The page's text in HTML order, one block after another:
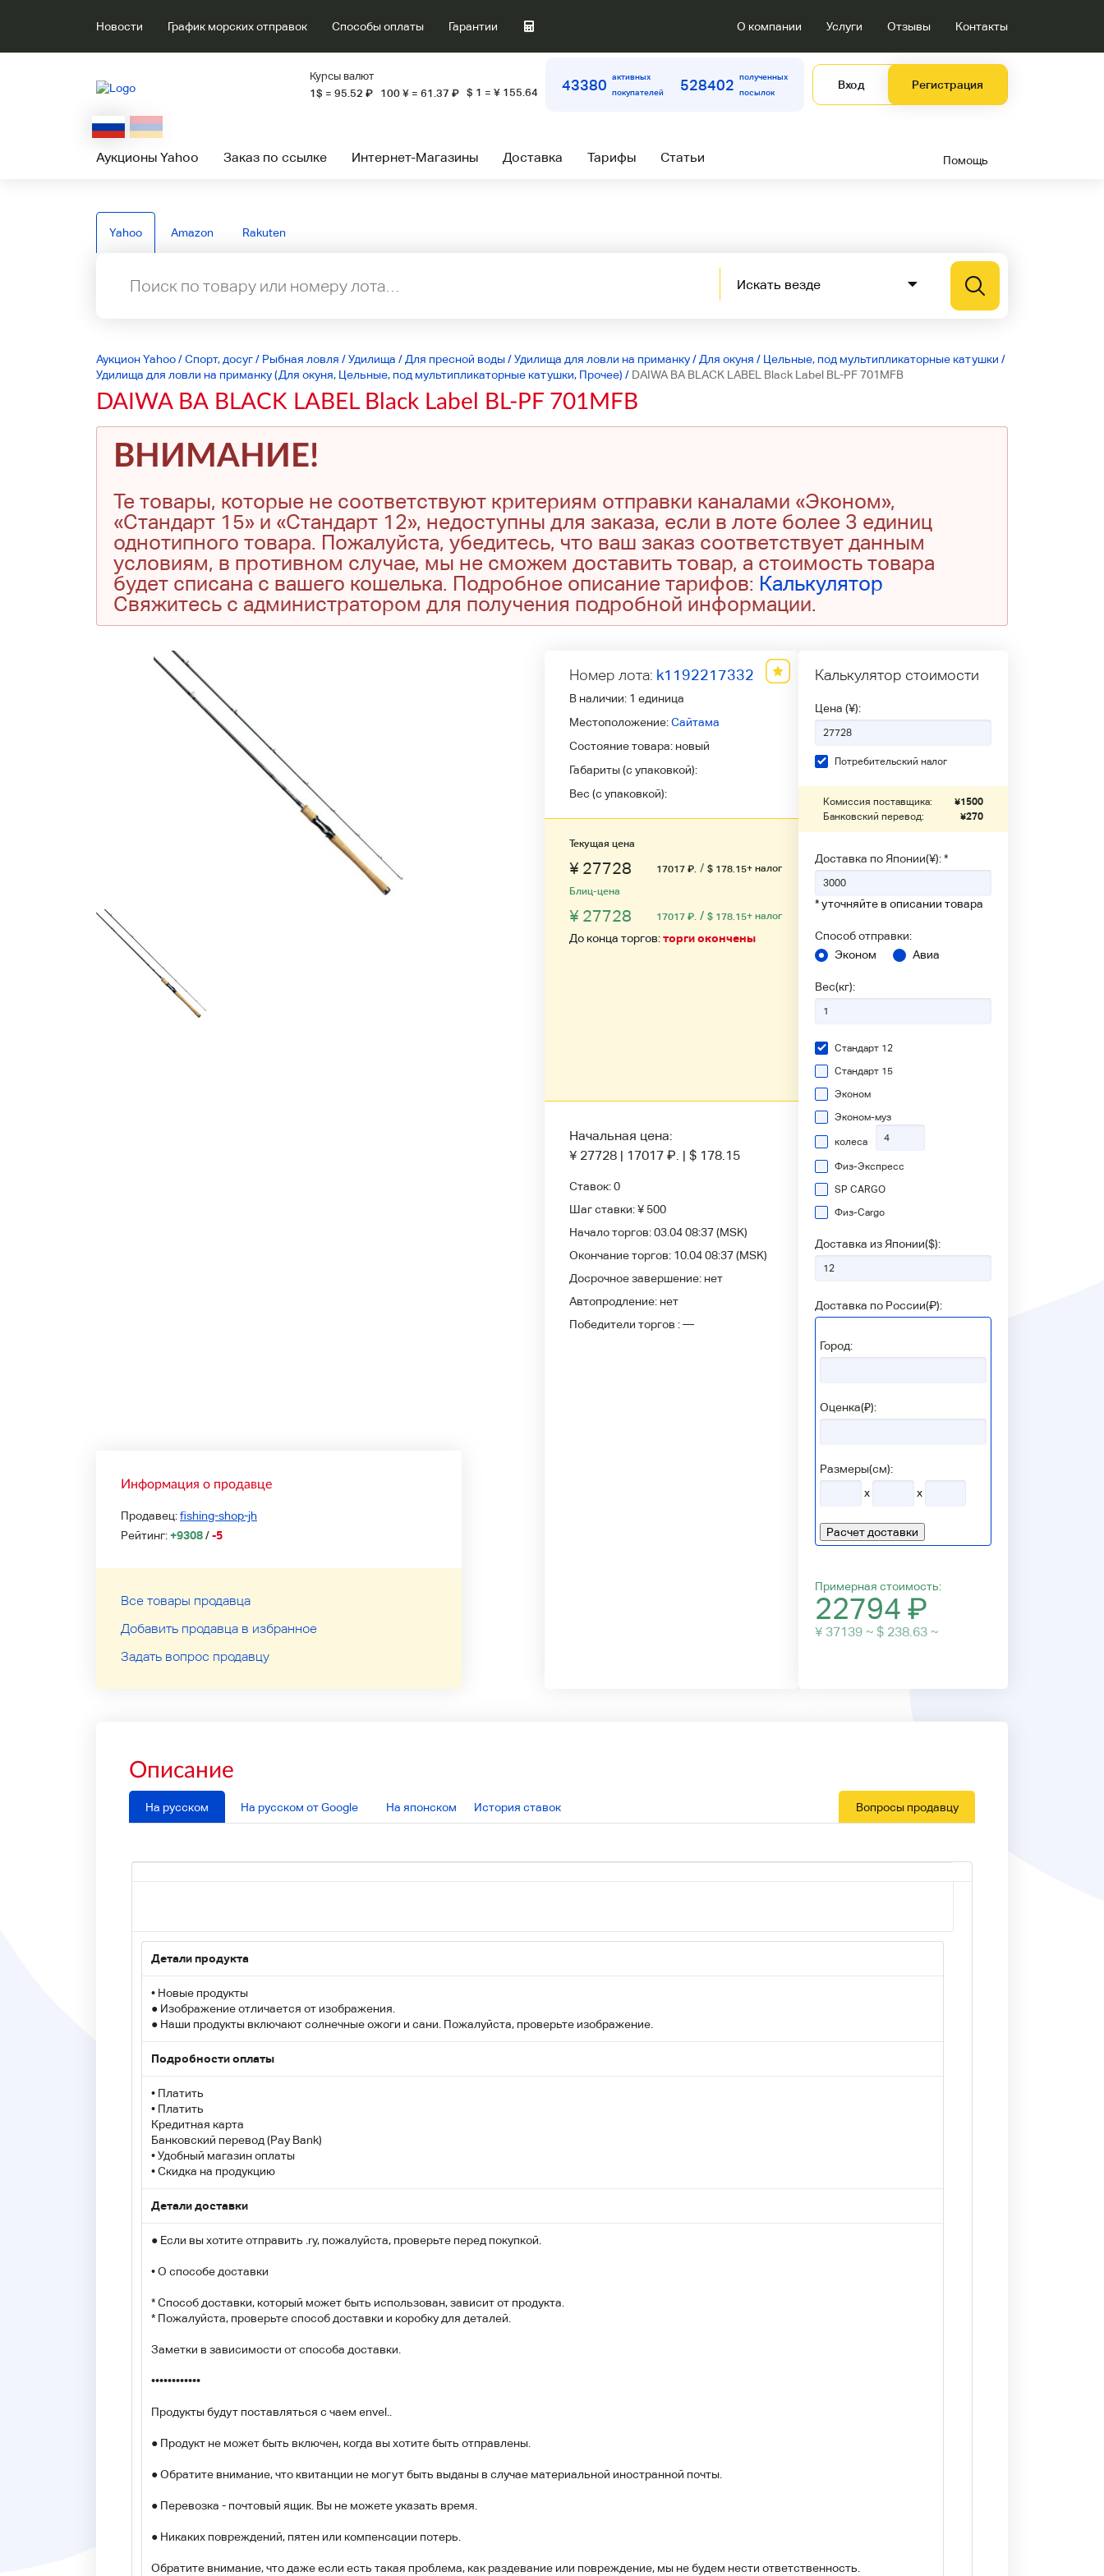
Новости График морских отправок Способы оплаты Гарантии О компании Услуги Отзывы Контакты
Курсы валют
1$ = 95.52 ₽ 100 ¥ = 61.37 ₽ $ 1 = ¥ 155.64 43380
активных
покупателей
528402
полученных
посылок
Вход Регистрация
Аукционы Yahoo Заказ по ссылке Интернет-Магазины Доставка Тарифы Статьи Помощь
Yahoo Amazon Rakuten
Аукцион Yahoo/Спорт, досуг/ Рыбная ловля /Удилища / Для пресной воды/Удилища для ловли на приманку/ Для окуня / Цельные, под мультипликаторные катушки /
Удилища для ловли на приманку (Для окуня, Цельные, под мультипликаторные катушки, Прочее) / DAIWA ВА BLACK LABEL Black Label BL-PF 701MFB
DAIWA ВА BLACK LABEL Black Label BL-PF 701MFB
ВНИМАНИЕ!
Те товары, которые не соответствуют критериям отправки каналами «Эконом»,
«Стандарт 15» и «Стандарт 12», недоступны для заказа, если в лоте более 3 единиц
однотипного товара. Пожалуйста, убедитесь, что ваш заказ соответствует данным
условиям, в противном случае, мы не сможем доставить товар, а стоимость товара
будет списана с вашего кошелька. Подробное описание тарифов: Калькулятор
Свяжитесь с администратором для получения подробной информации.
Информация о продавце
Продавец:fishing-shop-jh
Рейтинг:+9308/-5
Все товары продавца
Добавить продавца в избранное
Задать вопрос продавцу
Номер лота: k1192217332
В наличии: 1 единица
Местоположение:Сайтама
Состояние товара: новый
Габариты (с упаковкой):
Вес (с упаковкой):
Текущая цена
¥ 27728 17017 ₽. / $ 178.15+ налог
Блиц-цена
¥ 27728 17017 ₽. / $ 178.15+ налог
До конца торгов:торги окончены
Начальная цена:
¥ 27728 | 17017 ₽. | $ 178.15
Ставок:0
Шаг ставки:¥ 500
Начало торгов:03.04 08:37(MSK)
Окончание торгов: 10.04 08:37(MSK)
Досрочное завершение: нет
Автопродление: нет
Победители торгов :—
Калькулятор стоимости
Цена (¥):
Потребительский налог
Комиссия поставщика: ¥1500
Банковский перевод:
¥270
Доставка по Японии(¥): *
* уточняйте в описании товара
Способ отправки:
Эконом
Авиа
Вес(кг):
Стандарт 12
Стандарт 15
Эконом
Эконом-муз
колеса
Физ-Экспресс
SP CARGO
Физ-Сargo
Доставка из Японии($):
Доставка по России(₽):
Город:
Оценка(₽):
Размеры(см):
x
x
Расчет доставки
Примерная стоимость:
22794 ₽
¥ 37139 ~ $ 238.63 ~
Описание
На русском На русском от Google На японском История ставок Вопросы продавцу
Детали продукта
• Новые продукты
● Изображение отличается от изображения.
● Наши продукты включают солнечные ожоги и сани. Пожалуйста, проверьте изображение.
Подробности оплаты
• Платить
• Платить
Кредитная карта
Банковский перевод (Pay Bank)
• Удобный магазин оплаты
• Скидка на продукцию
Детали доставки
● Если вы хотите отправить .ry, пожалуйста, проверьте перед покупкой.
• О способе доставки
* Способ доставки, который может быть использован, зависит от продукта.
* Пожалуйста, проверьте способ доставки и коробку для деталей.
Заметки в зависимости от способа доставки.
••••••••••••
Продукты будут поставляться с чаем envel..
● Продукт не может быть включен, когда вы хотите быть отправлены.
● Обратите внимание, что квитанции не могут быть выданы в случае материальной иностранной почты.
● Перевозка - почтовый ящик. Вы не можете указать время.
● Никаких повреждений, пятен или компенсации потерь.
Обратите внимание, что даже если есть такая проблема, как раздевание или повреждение, мы не будем нести ответственность.